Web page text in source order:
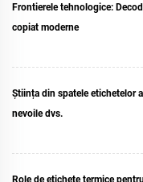
Frontierele tehnologice:
copiat moderne
Știința din spatele etichetelor
nevoile dvs.
Role de etichete termice